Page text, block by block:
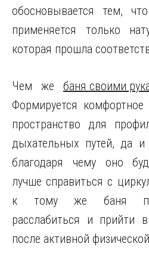
обосновывается тем,
применяется только
которая прошла
Чем же баня своими
Формируется комфортное
пространство для
дыхательных путей, да и
благодаря чему оно
лучше справиться с
к тому же баня
расслабиться и прийти
после активной